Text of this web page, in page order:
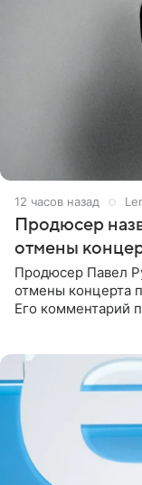
12 часов назад
Продюсер
отмены
Продюсер Павел
отмены концерта
Его комментарий